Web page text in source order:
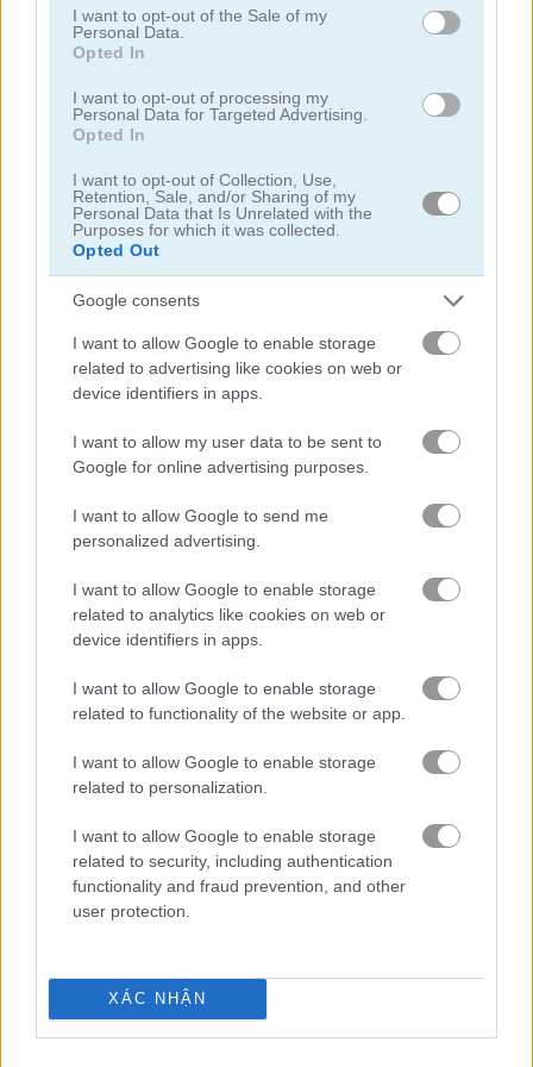
use your data for below specified purposes in below Google
consent section.
I want to opt-out of the Sale of my
Personal Data.
Opted In
I want to opt-out of processing my
Personal Data for Targeted Advertising.
Opted In
I want to opt-out of Collection, Use,
Retention, Sale, and/or Sharing of my
Personal Data that Is Unrelated with the
Purposes for which it was collected.
Opted Out
Google consents
I want to allow Google to enable storage
related to advertising like cookies on web or
device identifiers in apps.
I want to allow my user data to be sent to
Google for online advertising purposes.
I want to allow Google to send me
personalized advertising.
I want to allow Google to enable storage
related to analytics like cookies on web or
device identifiers in apps.
I want to allow Google to enable storage
related to functionality of the website or app.
I want to allow Google to enable storage
related to personalization.
I want to allow Google to enable storage
related to security, including authentication
functionality and fraud prevention, and other
user protection.
XÁC NHẬN
clicker
thám tử
rồng
giả tưởng
ma
nhàn rỗi
nhảy
quái vật
bí ẩn
cướp biển
pixel
đi cảnh
sinh tồn